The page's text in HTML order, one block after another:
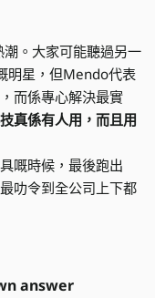
。大家可能聽過另一
明星，但Mendo代表
而係專心解決最實
真係有人用，而且用
嘅時候，最後跑出
叻令到全公司上下都
answer